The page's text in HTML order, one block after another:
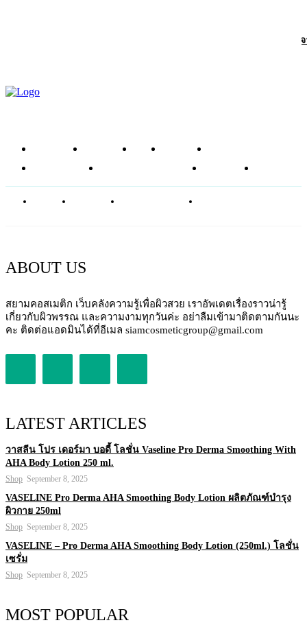
ถอดรหัส “Glowy Skin Juice” สูตรน้ำผักผลไม้เพื่อผิวสวยใสเปล่งประกาย
หน้าแรก ข่าวสาร รีวิว โซลูชัน
อาหารเสริม
ศัลยกรรมความงาม บทความ
ABOUT US
สยามคอสเมติก เว็บคลังความรู้เพื่อผิวสวย เราอัพเดตเรื่องราวน่ารู้
เกี่ยวกับผิวพรรณ และความงามทุกวันค่ะ อย่าลืมเข้ามาติดตามกันนะ
คะ ติดต่อแอดมินได้ที่อีเมล siamcosmeticgroup@gmail.com
LATEST ARTICLES
วาสลีน โปร เดอร์มา บอดี้ โลชั่น Vaseline Pro Derma Smoothing With
AHA Body Lotion 250 ml.
Shop September 8, 2025
VASELINE Pro Derma AHA Smoothing Body Lotion ผลิตภัณฑ์บำรุง
ผิวกาย 250ml
Shop September 8, 2025
VASELINE – Pro Derma AHA Smoothing Body Lotion (250ml.) โลชั่น
เซรั่ม
Shop September 8, 2025
MOST POPULAR